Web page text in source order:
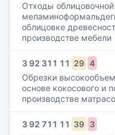
Отходы
облицовке
производстве мебели
3 92 311 11 29 4
Обрезки
основе кокосового и
производстве
3 92 711 11 39 3